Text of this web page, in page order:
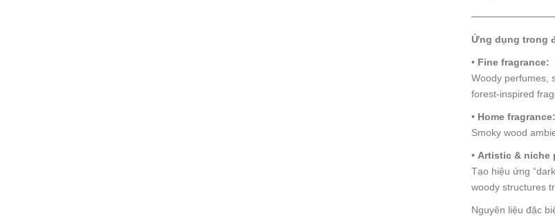
Ứng dụng trong
• Fine fragrance:
Woody perfumes,
forest-inspired
• Home fragrance:
Smoky wood
• Artistic & niche
Tạo hiệu ứng
woody structures
Nguyên liệu đặc